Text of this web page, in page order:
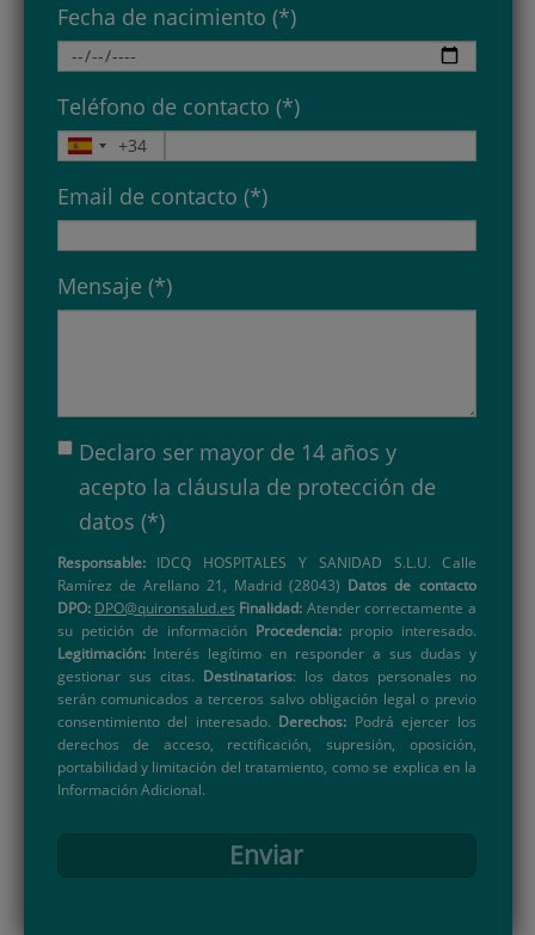
Fecha de nacimiento (*)
Teléfono de contacto (*)
Email de contacto (*)
Mensaje (*)
Declaro ser mayor de 14 años y
acepto la cláusula de protección de
datos (*)
Responsable:IDCQ HOSPITALES Y SANIDAD S.L.U. Calle
Ramírez de Arellano 21, Madrid (28043) Datos de contacto
DPO: DPO@quironsalud.es Finalidad: Atender correctamente a
su petición de información Procedencia:propio interesado.
Legitimación:Interés legítimo en responder a sus dudas y
gestionar sus citas. Destinatarios: los datos personales no
serán comunicados a terceros salvo obligación legal o previo
consentimiento del interesado. Derechos: Podrá ejercer los
derechos de acceso, rectificación, supresión, oposición,
portabilidad y limitación del tratamiento, como se explica en la
Información Adicional.
Enviar